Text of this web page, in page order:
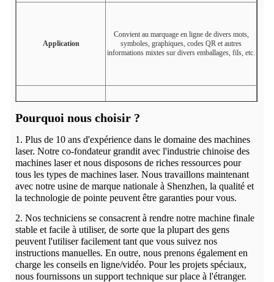
Application
Convient au marquage en ligne de divers mots,
symboles, graphiques, codes QR et autres
informations mixtes sur divers emballages, fils, etc.
Application
Découpe de film mince, noircissement de
inoxydable, adapté au marquage de la plupart des
métaux et non-métaux
Pourquoi nous choisir ?
1. Plus de 10 ans d'expérience dans le domaine des machines
laser. Notre co-fondateur grandit avec l'industrie chinoise des
machines laser et nous disposons de riches ressources pour
tous les types de machines laser. Nous travaillons maintenant
avec notre usine de marque nationale à Shenzhen, la qualité et
la technologie de pointe peuvent être garanties pour vous.
2. Nos techniciens se consacrent à rendre notre machine finale
stable et facile à utiliser, de sorte que la plupart des gens
peuvent l'utiliser facilement tant que vous suivez nos
instructions manuelles. En outre, nous prenons également en
charge les conseils en ligne/vidéo. Pour les projets spéciaux,
nous fournissons un support technique sur place à l'étranger.